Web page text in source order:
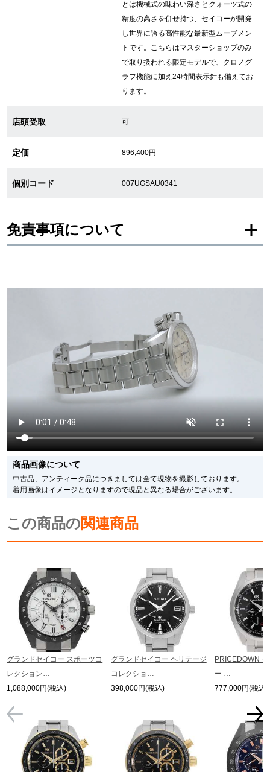
한국어
商品画像について
中古品、アンティーク品につきましては全て現物を撮影しております。
着用画像はイメージとなりますので現品と異なる場合がございます。
この商品の関連商品
グランドセイコー スポーツコ
レクション…
1,088,000円(税込)
グランドセイコー ヘリテージ
コレクショ…
398,000円(税込)
PRICEDOWN
ー …
777,000円(税込)
とは機械式の味わい深さとクォーツ式の
精度の高さを併せ持つ、セイコーが開発
し世界に誇る高性能な最新型ムーブメン
トです。こちらはマスターショップのみ
で取り扱われる限定モデルで、クロノグ
ラフ機能に加え24時間表示針も備えてお
ります。
店頭受取 可
定価 896,400円
個別コード 007UGSAU0341
免責事項について
また、メーカーにてマイナーチェンジがなされる場合がございますが、在庫品
※光の加減やモニターの設定により、実際の商品と色目が異なる場合がござい
※シリアルナンバーや限定番号につきましては、プライバシーの関係上WEBへ
の掲載を控えております。
またお電話でお問い合わせ頂きましてもお答えできません。
※当店では店頭販売も行っております為、サイトでのご注文と店頭処理との時
間差で在庫切れになる場合がございます。
メールにてお問い合わせいただけますようお願いいたします。
※アンティーク品やユーズド品の場合、外装および内部機械に代替部品を使用
※表示の定価は、入荷時の価格となっております。
現在の定価と異なる場合がございますのでご了承くださいませ。